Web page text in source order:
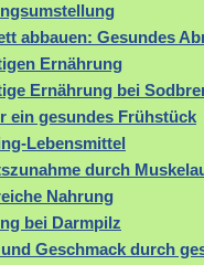
abbauen: Gesundes
Ernährung
Ernährung bei
ein gesundes Frühstück
Lebensmittel
durch
Nahrung
bei Darmpilz
Geschmack durch